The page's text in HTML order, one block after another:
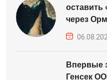
оставить
через
Впервые
Генсек